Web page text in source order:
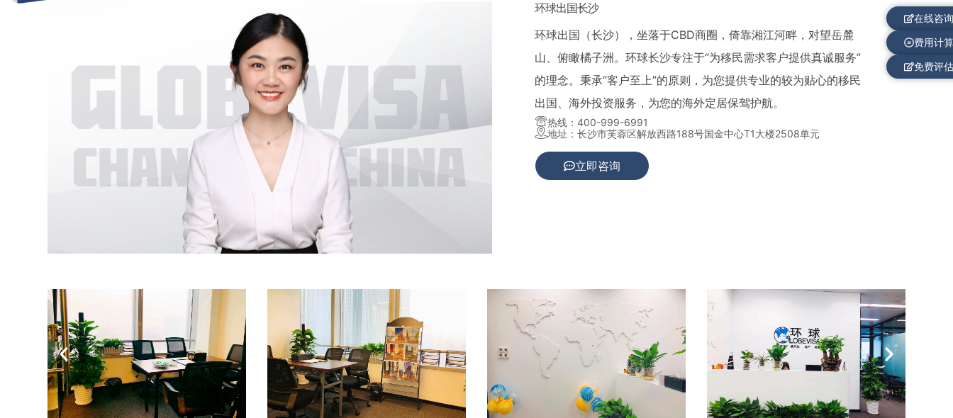
环球出国长沙
环球出国（长沙），坐落于CBD商圈，倚靠湘江河畔，对望岳麓
山、俯瞰橘子洲。环球长沙专注于“为移民需求客户提供真诚服务”
的理念。秉承“客户至上”的原则，为您提供专业的较为贴心的移民
出国、海外投资服务，为您的海外定居保驾护航。
热线：400-999-6991
地址：长沙市芙蓉区解放西路188号国金中心T1大楼2508单元
立即咨询
在线咨询
费用计算
免费评估